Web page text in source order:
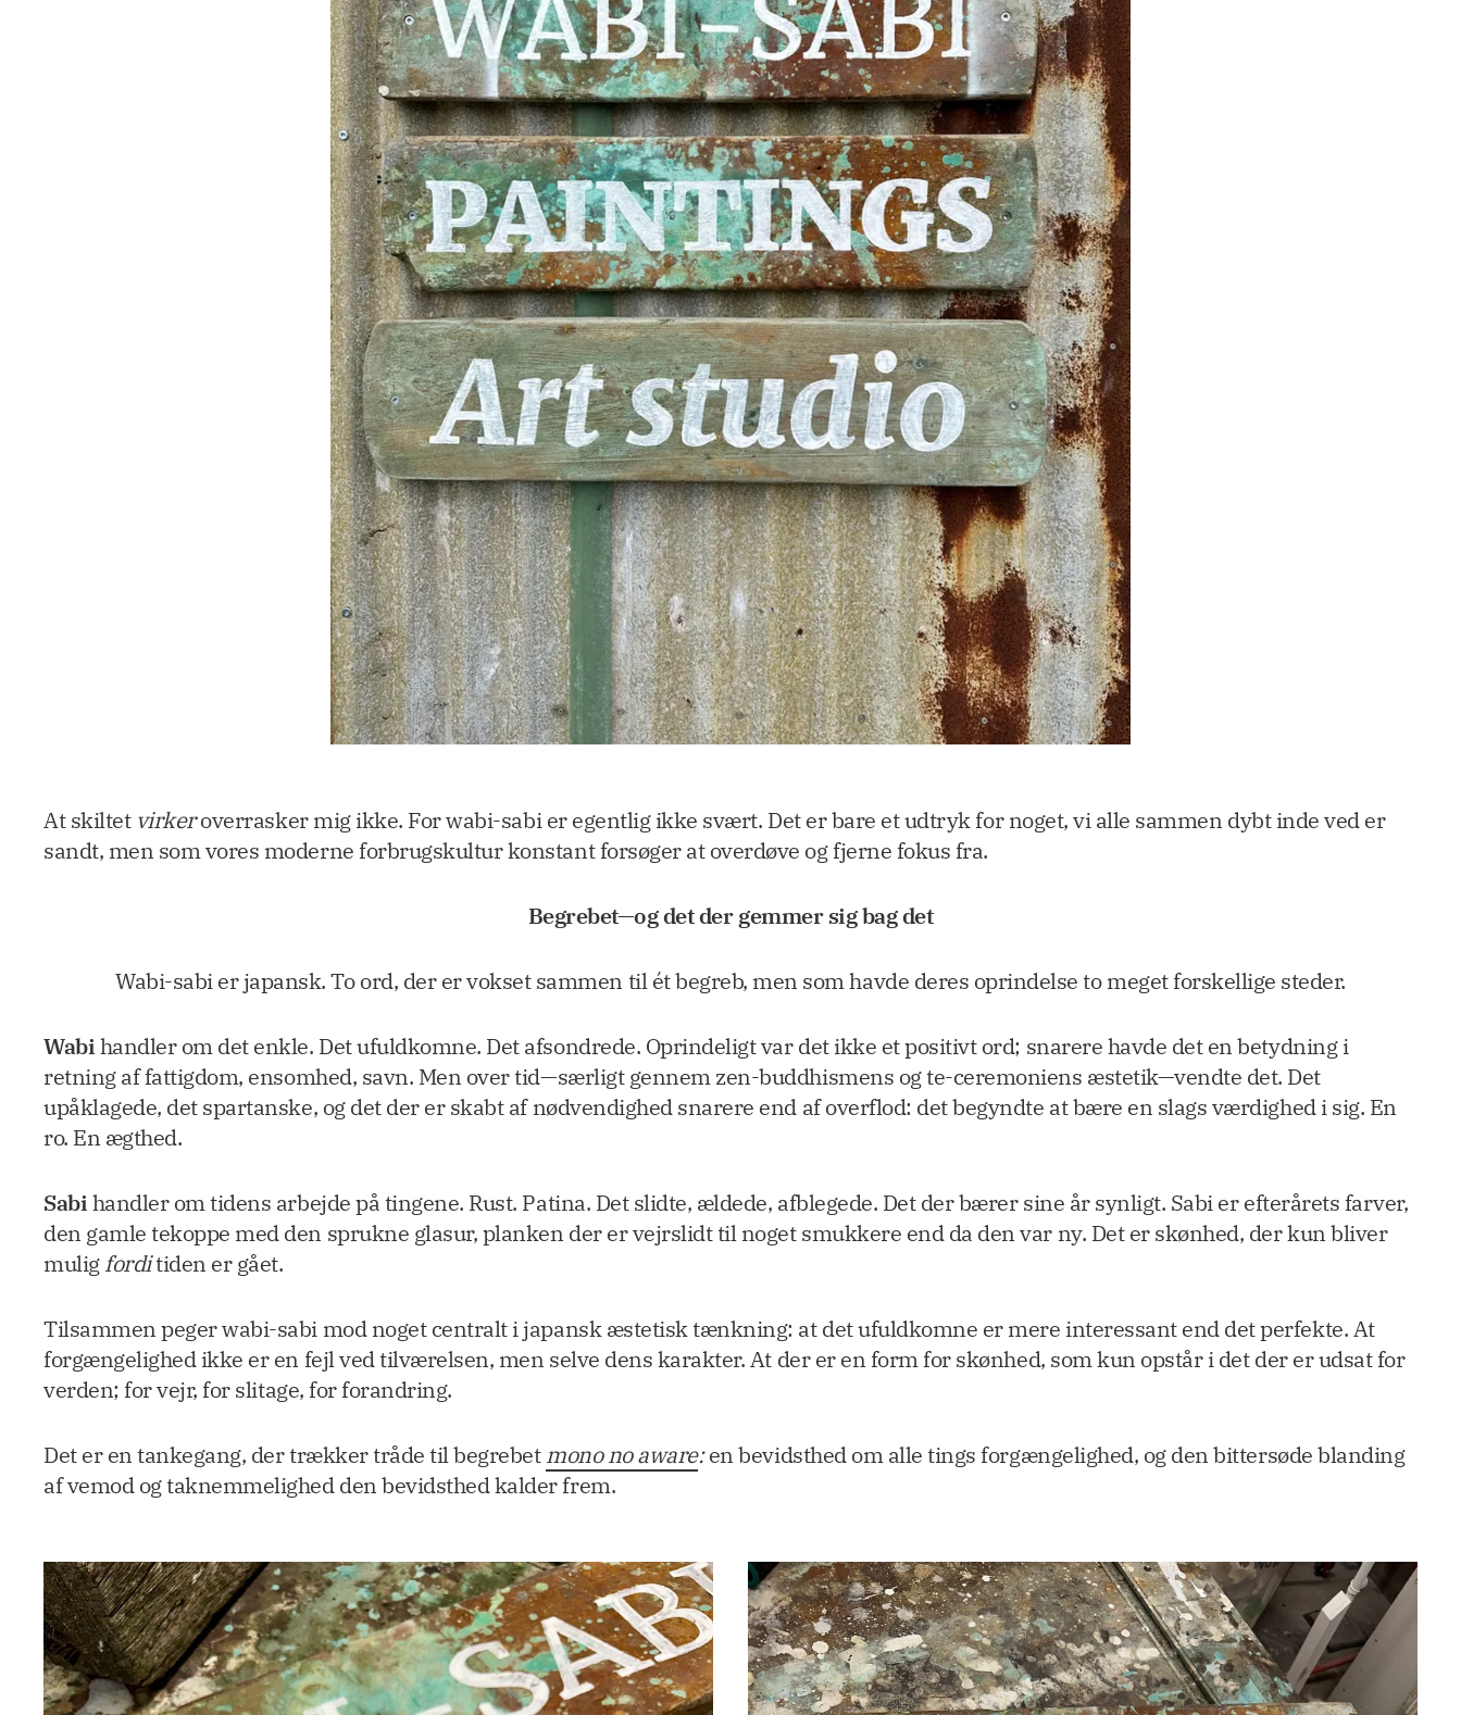
At skiltet virkeroverrasker mig ikke. For wabi-sabi er egentlig ikke svært. Det er bare et udtryk for noget, vi alle sammen dybt inde ved er
sandt, men som vores moderne forbrugskultur konstant forsøger at overdøve og fjerne fokus fra.
Begrebet—og det der gemmer sig bag det
Wabi-sabi er japansk. To ord, der er vokset sammen til ét begreb, men som havde deres oprindelse to meget forskellige steder.
Wabihandler om det enkle. Det ufuldkomne. Det afsondrede. Oprindeligt var det ikke et positivt ord; snarere havde det en betydning i
retning af fattigdom, ensomhed, savn. Men over tid—særligt gennem zen-buddhismens og te-ceremoniens æstetik—vendte det. Det
upåklagede, det spartanske, og det der er skabt af nødvendighed snarere end af overflod: det begyndte at bære en slags værdighed i sig. En
ro. En ægthed.
Sabihandler om tidens arbejde på tingene. Rust. Patina. Det slidte, ældede, afblegede. Det der bærer sine år synligt. Sabi er efterårets farver,
den gamle tekoppe med den sprukne glasur, planken der er vejrslidt til noget smukkere end da den var ny. Det er skønhed, der kun bliver
muligforditiden er gået.
Tilsammen peger wabi-sabi mod noget centralt i japansk æstetisk tænkning: at det ufuldkomne er mere interessant end det perfekte. At
forgængelighed ikke er en fejl ved tilværelsen, men selve dens karakter. At der er en form for skønhed, som kun opstår i det der er udsat for
verden; for vejr, for slitage, for forandring.
Det er en tankegang, der trækker tråde til begrebetmono no aware:en bevidsthed om alle tings forgængelighed, og den bittersøde blanding
af vemod og taknemmelighed den bevidsthed kalder frem.